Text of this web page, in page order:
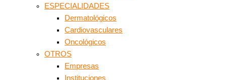
ESPECIALIDADES
Dermatológicos
Cardiovasculares
Oncológicos
OTROS
Empresas
Instituciones